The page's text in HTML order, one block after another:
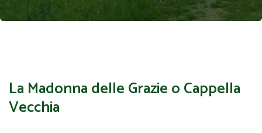
La Madonna delle Grazie o Cappella
Vecchia